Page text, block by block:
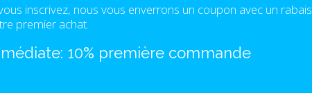
inscrivez, nous vous enverrons un coupon avec un rabais
premier achat.
10% première commande